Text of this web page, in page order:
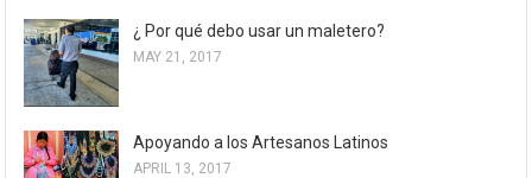
¿ Por qué debo usar un maletero?
MAY 21, 2017
Apoyando a los Artesanos Latinos
APRIL 13, 2017